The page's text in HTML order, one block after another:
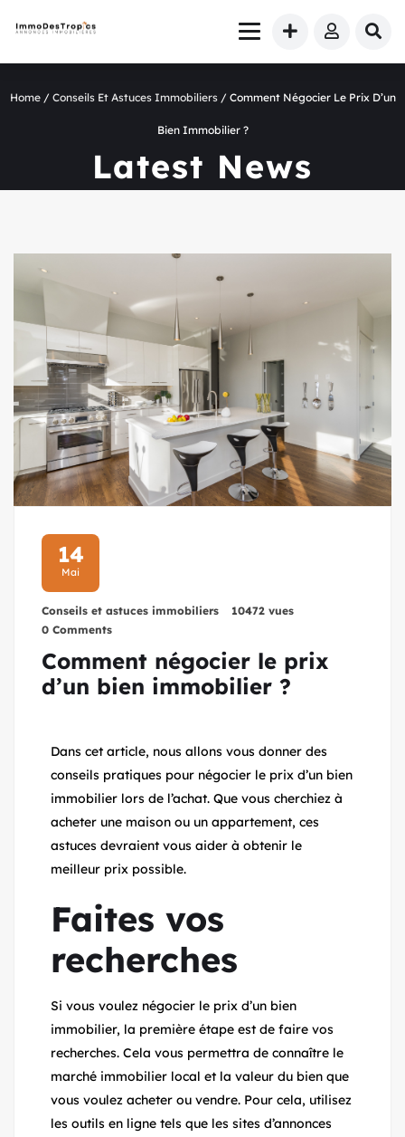
Home/ Conseils Et Astuces Immobiliers/ Comment Négocier Le Prix D’un
Bien Immobilier ?
Latest News
14
Mai
Conseils et astuces immobiliers
10472 vues
0 Comments
Comment négocier le prix
d’un bien immobilier ?
Dans cet article, nous allons vous donner des
conseils pratiques pour négocier le prix d’un bien
immobilier lors de l’achat. Que vous cherchiez à
acheter une maison ou un appartement, ces
astuces devraient vous aider à obtenir le
meilleur prix possible.
Faites vos
recherches
Si vous voulez négocier le prix d’un bien
immobilier, la première étape est de faire vos
recherches. Cela vous permettra de connaître le
marché immobilier local et la valeur du bien que
vous voulez acheter ou vendre. Pour cela, utilisez
les outils en ligne tels que les sites d’annonces